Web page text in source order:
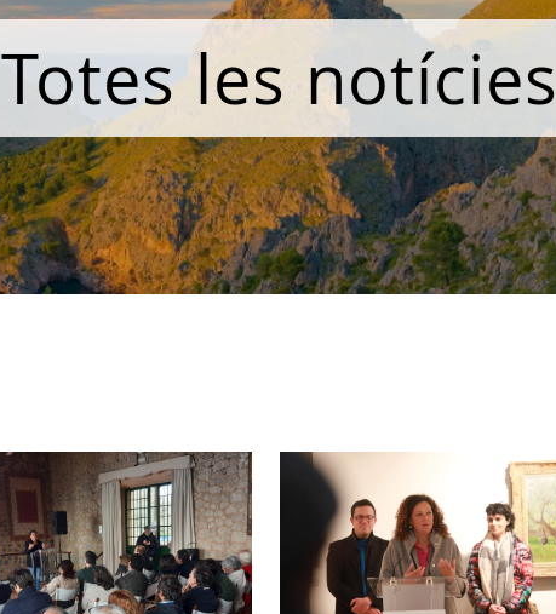
Totes les notícies